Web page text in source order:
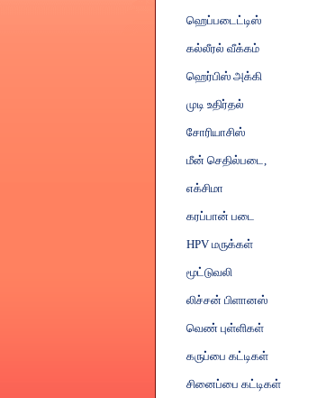
ஹெப்படைட்டிஸ்
கல்லீரல் வீக்கம்
ஹெர்பிஸ் அக்கி
முடி உதிர்தல்
சோரியாசிஸ்
மீன் செதில்படை
எக்சிமா
கரப்பான் படை
HPV மருக்கள்
மூட்டுவலி
லிச்சன் பிளானஸ்
வெண் புள்ளிகள்
கருப்பை கட்டிகள்
சினைப்பை கட்டிகள்